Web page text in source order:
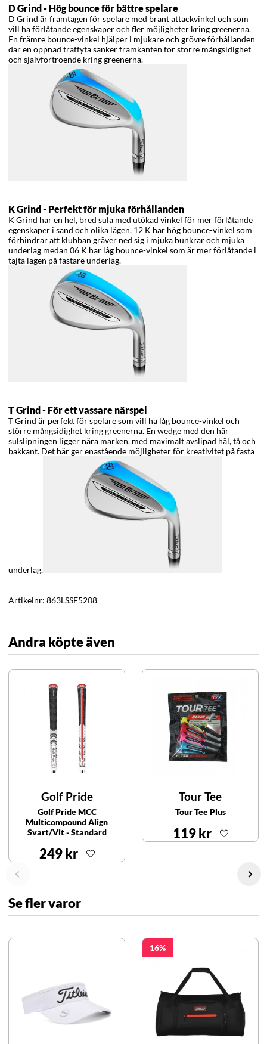
D Grind - Hög bounce för bättre spelare
D Grind är framtagen för spelare med brant attackvinkel och som
vill ha förlåtande egenskaper och fler möjligheter kring greenerna.
En främre bounce-vinkel hjälper i mjukare och grövre förhållanden
där en öppnad träffyta sänker framkanten för större mångsidighet
och självförtroende kring greenerna.
K Grind - Perfekt för mjuka förhållanden
K Grind har en hel, bred sula med utökad vinkel för mer förlåtande
egenskaper i sand och olika lägen. 12 K har hög bounce-vinkel som
förhindrar att klubban gräver ned sig i mjuka bunkrar och mjuka
underlag medan 06 K har låg bounce-vinkel som är mer förlåtande i
tajta lägen på fastare underlag.
T Grind - För ett vassare närspel
T Grind är perfekt för spelare som vill ha låg bounce-vinkel och
större mångsidighet kring greenerna. En wedge med den här
sulslipningen ligger nära marken, med maximalt avslipad häl, tå och
bakkant. Det här ger enastående möjligheter för kreativitet på fasta
underlag.
Artikelnr: 863LSSF5208
Andra köpte även
Golf Pride
Golf Pride MCC
Multicompound Align
Svart/Vit - Standard
249 kr
Tour Tee
Tour Tee Plus
119 kr
Se fler varor
16